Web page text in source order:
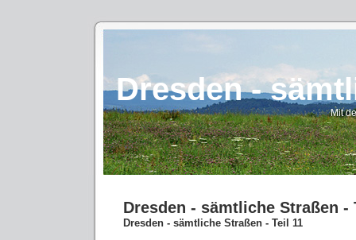
Dresden -
Mit
Dresden - sämtliche Straßen -
Dresden - sämtliche Straßen - Teil 11